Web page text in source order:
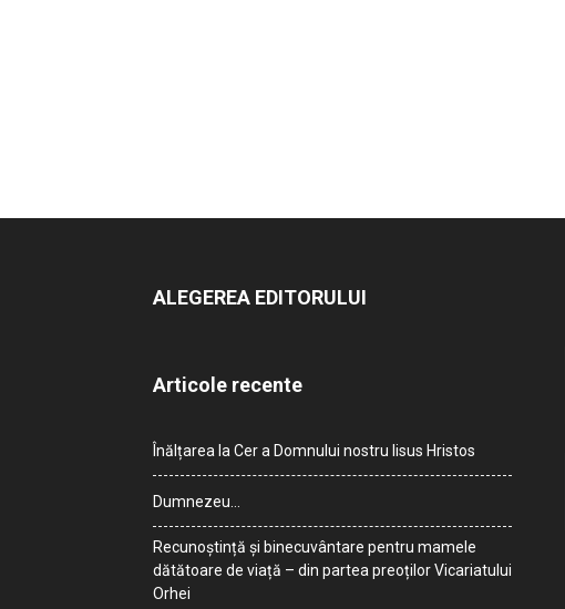
ALEGEREA EDITORULUI
Articole recente
Înălțarea la Cer a Domnului nostru Iisus Hristos
Dumnezeu…
Recunoștință și binecuvântare pentru mamele
dătătoare de viață – din partea preoților Vicariatului
Orhei